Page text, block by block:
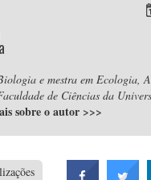
e mestra em Ecologia,
de Ciências da
sobre o autor >>>